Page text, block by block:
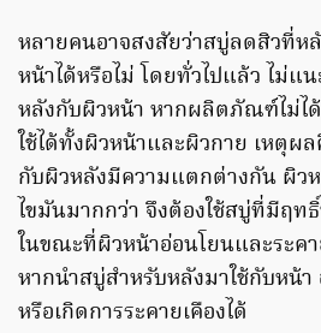
หลายคนอาจสงสัยว่าสบู่ลดสิวที่ห
หน้าได้หรือไม่ โดยทั่วไปแล้ว ไม่แ
หลังกับผิวหน้า หากผลิตภัณฑ์ไม่ไ
ใช้ได้ทั้งผิวหน้าและผิวกาย เหตุผ
กับผิวหลังมีความแตกต่างกัน ผิว
ไขมันมากกว่า จึงต้องใช้สบู่ที่มีฤท
ในขณะที่ผิวหน้าอ่อนโยนและระค
หากนำสบู่สำหรับหลังมาใช้กับหน้า
หรือเกิดการระคายเคืองได้